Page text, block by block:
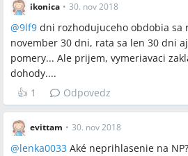
ikonica • 30. nov 2018
@9lf9 dni rozhodujuceho obdobia sa
november 30 dni, rata sa len 30 dni
pomery... Ale prijem, vymeriavaci
dohody....
👍 1 Odpovedz
evittam • 30. nov 2018
@lenka0033 Aké neprihlasenie na